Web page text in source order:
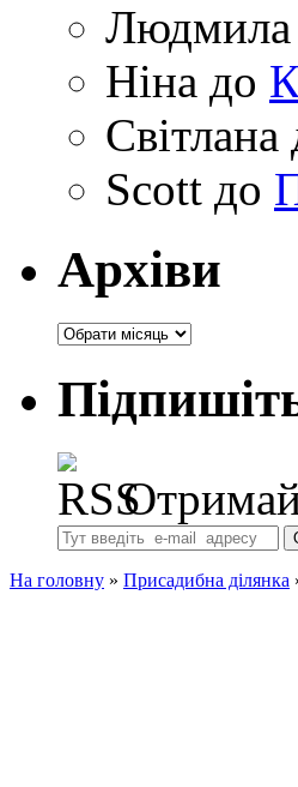
Людмила
Ніна до
Світлана
Scott до
Архіви
Архіви
На головну » Присадибна ділянка